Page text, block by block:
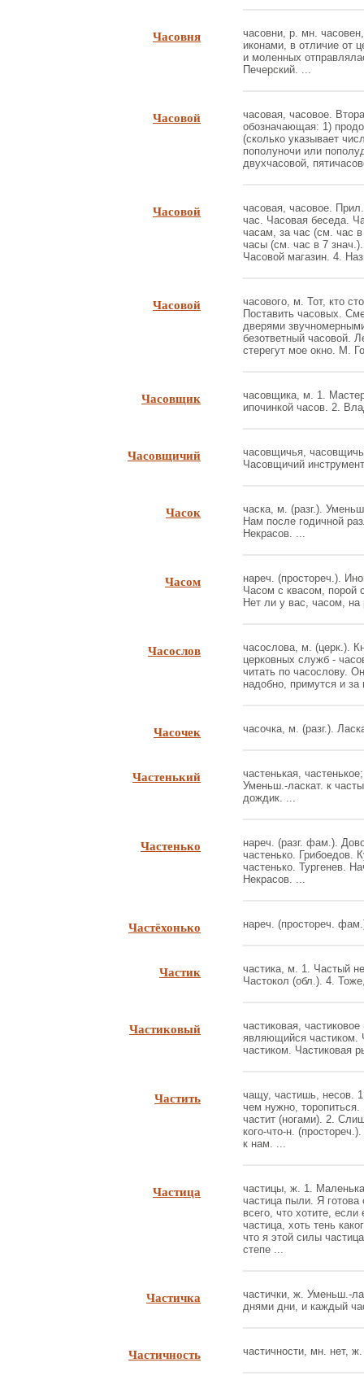
Часовня
часовни, р. мн.
иконами, в отличие от
и моленных
Печерский. ...
Часовой
часовая, часовое.
обозначающая: 1)
(сколько указывает
пополуночи или
двухчасовой,
Часовой
часовая, часовое.
час. Часовая беседа.
часам, за час (см. час
часы (см. час в 7
Часовой магазин. 4.
Часовой
часового, м. Тот, кто
Поставить часовых.
дверями
безответный часовой.
стерегут мое окно. М.
Часовщик
часовщика, м. 1.
ипочинкой часов. 2.
Часовщичий
часовщичья,
Часовщичий
Часок
часка, м. (разг.).
Нам после годичной
Некрасов. ...
Часом
нареч. (простореч.).
Часом с квасом, порой
Нет ли у вас, часом,
Часослов
часослова, м. (церк.).
церковных служб -
читать по часослову.
надобно, примутся и
Часочек часочка, м. (разг.).
Частенький
частенькая,
Уменьш.-ласкат. к
дождик. ...
Частенько
нареч. (разг. фам.).
частенько. Грибоедов.
частенько. Тургенев.
Некрасов. ...
Частёхонько нареч. (простореч.
Частик
частика, м. 1. Частый
Частокол (обл.). 4.
Частиковый
частиковая,
являющийся частиком.
частиком. Частиковая
Частить
чащу, частишь, несов.
чем нужно,
частит (ногами). 2.
кого-что-н.
к нам. ...
Частица
частицы, ж. 1.
частица пыли. Я
всего, что хотите,
частица, хоть тень
что я этой силы
степе ...
Частичка
частички, ж. Уменьш.-
днями дни, и каждый
Частичность частичности, мн. нет,